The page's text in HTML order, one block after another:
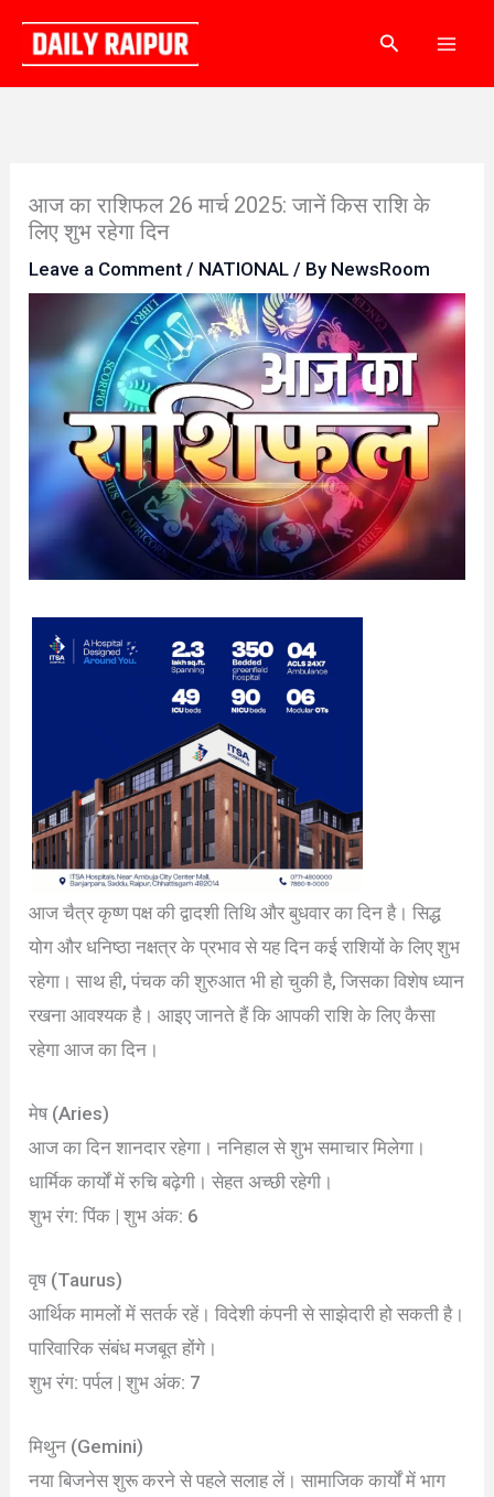
content
Search
आज का राशिफल 26 मार्च 2025: जानें किस राशि के
लिए शुभ रहेगा दिन
Leave a Comment / NATIONAL / By NewsRoom
आज चैत्र कृष्ण पक्ष की द्वादशी तिथि और बुधवार का दिन है। सिद्ध
योग और धनिष्ठा नक्षत्र के प्रभाव से यह दिन कई राशियों के लिए शुभ
रहेगा। साथ ही, पंचक की शुरुआत भी हो चुकी है, जिसका विशेष ध्यान
रखना आवश्यक है। आइए जानते हैं कि आपकी राशि के लिए कैसा
रहेगा आज का दिन।
मेष (Aries)
आज का दिन शानदार रहेगा। ननिहाल से शुभ समाचार मिलेगा।
धार्मिक कार्यों में रुचि बढ़ेगी। सेहत अच्छी रहेगी।
शुभ रंग: पिंक | शुभ अंक: 6
वृष (Taurus)
आर्थिक मामलों में सतर्क रहें। विदेशी कंपनी से साझेदारी हो सकती है।
पारिवारिक संबंध मजबूत होंगे।
शुभ रंग: पर्पल | शुभ अंक: 7
मिथुन (Gemini)
नया बिजनेस शुरू करने से पहले सलाह लें। सामाजिक कार्यों में भाग